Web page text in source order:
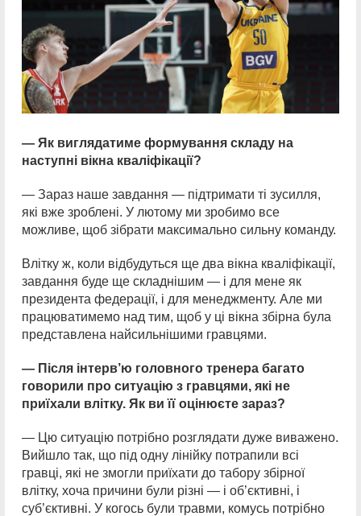
— Як виглядатиме формування складу на
наступні вікна кваліфікації?
— Зараз наше завдання — підтримати ті зусилля,
які вже зроблені. У лютому ми зробимо все
можливе, щоб зібрати максимально сильну команду.
Влітку ж, коли відбудуться ще два вікна кваліфікації,
завдання буде ще складнішим — і для мене як
президента федерації, і для менеджменту. Але ми
працюватимемо над тим, щоб у ці вікна збірна була
представлена найсильнішими гравцями.
— Після інтерв’ю головного тренера багато
говорили про ситуацію з гравцями, які не
приїхали влітку. Як ви її оцінюєте зараз?
— Цю ситуацію потрібно розглядати дуже виважено.
Вийшло так, що під одну лінійку потрапили всі
гравці, які не змогли приїхати до табору збірної
влітку, хоча причини були різні — і об’єктивні, і
суб’єктивні. У когось були травми, комусь потрібно